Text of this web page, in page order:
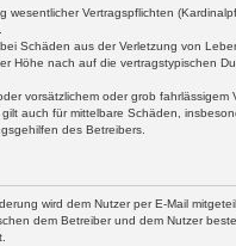
Vertragspflichten
Schäden aus der Verletzung von
nach auf die vertragstypischen
vorsätzlichem oder grob
auch für mittelbare Schäden,
des Betreibers.
wird dem Nutzer per E-Mail
dem Betreiber und dem Nutzer